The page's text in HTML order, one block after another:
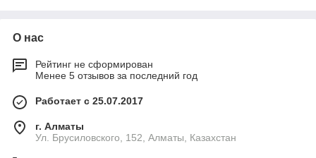
О нас
Рейтинг не сформирован
Менее 5 отзывов за последний год
Работает с 25.07.2017
г. Алматы
Ул. Брусиловского, 152, Алматы, Казахстан